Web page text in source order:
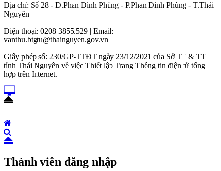
Địa chỉ: Số 28 - Đ.Phan Đình Phùng - P.Phan Đình Phùng - T.Thái
Nguyên
Điện thoại: 0208 3855.529 | Email:
vanthu.btgtu@thainguyen.gov.vn
Giấy phép số: 230/GP-TTĐT ngày 23/12/2021 của Sở TT & TT
tỉnh Thái Nguyên về việc Thiết lập Trang Thông tin điện tử tổng
hợp trên Internet.
Thành viên đăng nhập